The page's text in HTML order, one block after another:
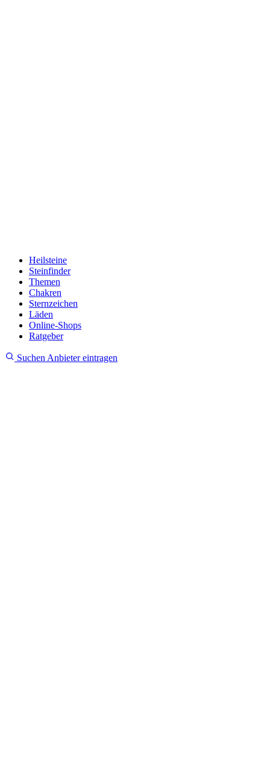
Heilsteine
Steinfinder
Themen
Chakren
Sternzeichen
Läden
Online-Shops
Ratgeber
Suchen Anbieter eintragen